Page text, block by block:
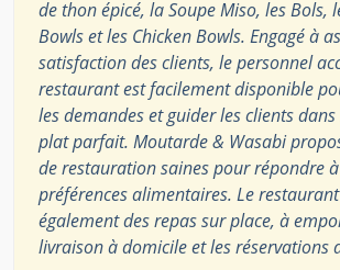
de thon épicé, la Soupe Miso, les Bols,
Bowls et les Chicken Bowls. Engagé à
satisfaction des clients, le personnel
restaurant est facilement disponible
les demandes et guider les clients
plat parfait. Moutarde & Wasabi
de restauration saines pour répondre
préférences alimentaires. Le
également des repas sur place, à
livraison à domicile et les réservations